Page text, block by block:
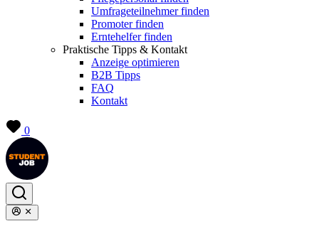
Umfrageteilnehmer finden
Promoter finden
Erntehelfer finden
Praktische Tipps & Kontakt
Anzeige optimieren
B2B Tipps
FAQ
Kontakt
0